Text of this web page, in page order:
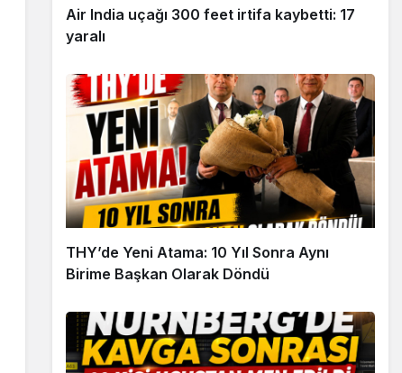
Air India uçağı 300 feet irtifa kaybetti: 17
yaralı
THY’de Yeni Atama: 10 Yıl Sonra Aynı
Birime Başkan Olarak Döndü